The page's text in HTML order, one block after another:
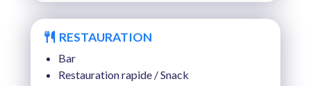
RESTAURATION
Bar
Restauration rapide / Snack